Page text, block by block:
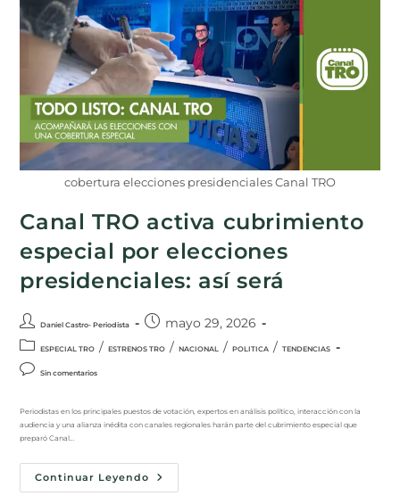
cobertura elecciones presidenciales Canal TRO
Canal TRO activa cubrimiento
especial por elecciones
presidenciales: así será
Daniel Castro- Periodista mayo 29, 2026
ESPECIAL TRO / ESTRENOS TRO / NACIONAL / POLITICA / TENDENCIAS
Sin comentarios
Periodistas en los principales puestos de votación, expertos en análisis político, interacción con la
audiencia y una alianza inédita con canales regionales harán parte del cubrimiento especial que
preparó Canal…
Continuar Leyendo